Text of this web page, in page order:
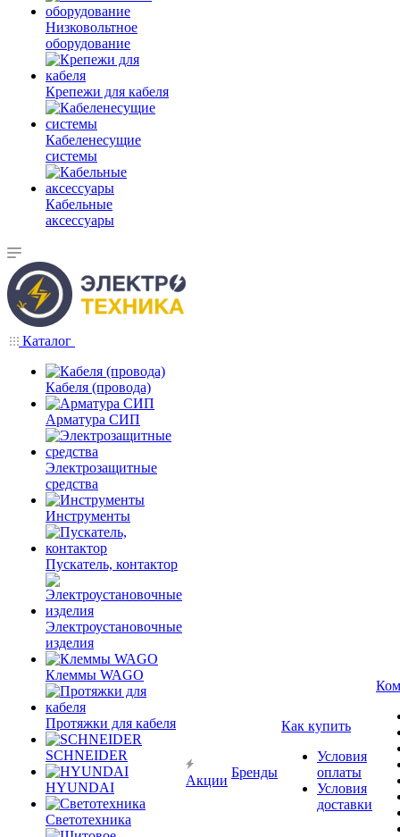
Низковольтное
оборудование
Крепежи для кабеля
Кабеленесущие
системы
Кабельные
аксессуары
Каталог
Кабеля (провода)
Арматура СИП
Электрозащитные
средства
Инструменты
Пускатель, контактор
Электроустановочные
изделия
Клеммы WAGO
Протяжки для кабеля
SCHNEIDER
HYUNDAI
Светотехника
Акции
Бренды
Как купить
Условия
оплаты
Условия
доставки